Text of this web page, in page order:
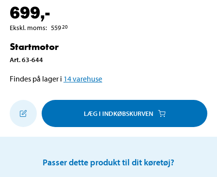
699,-
Ekskl. moms: 55920
Startmotor
Art.63-644
Findes på lager i 14varehuse
LÆG I INDKØBSKURVEN
Passer dette produkt til dit køretøj?